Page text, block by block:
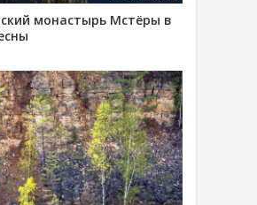
монастырь Мстёры в